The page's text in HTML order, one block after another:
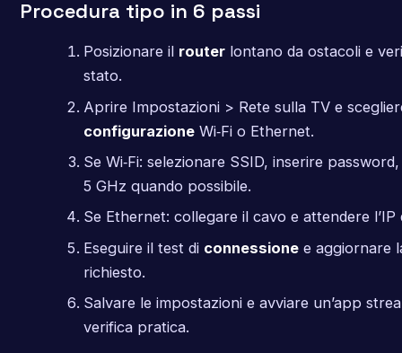
Procedura tipo in 6 passi
Posizionare il routerlontano da ostacoli e
stato.
Aprire Impostazioni > Rete sulla TV e
configurazioneWi‑Fi o Ethernet.
Se Wi‑Fi: selezionare SSID, inserire
5 GHz quando possibile.
Se Ethernet: collegare il cavo e attendere l’IP
Eseguire il test di connessionee aggiornare
richiesto.
Salvare le impostazioni e avviare un’app
verifica pratica.